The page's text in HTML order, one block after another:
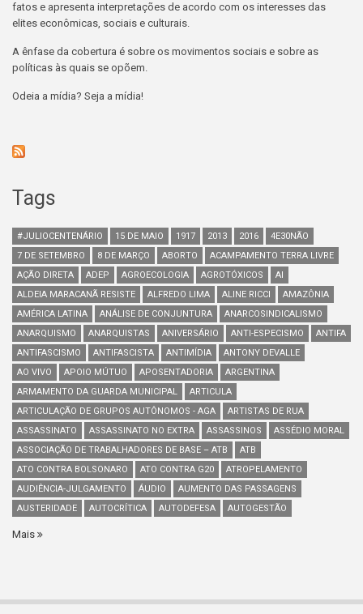
fatos e apresenta interpretações de acordo com os interesses das
elites econômicas, sociais e culturais.
A ênfase da cobertura é sobre os movimentos sociais e sobre as
políticas às quais se opõem.
Odeia a mídia? Seja a mídia!
Tags
#JULIOCENTENÁRIO 15 DE MAIO 1917 2013 2016
4E30NÃO
7 DE SETEMBRO
8 DE MARÇO ABORTO
ACAMPAMENTO TERRA LIVRE
AÇÃO DIRETA
ADEP AGROECOLOGIA AGROTÓXICOS
AI
ALDEIA MARACANÃ RESISTE
ALFREDO LIMA ALINE RICCI
AMAZÔNIA
AMÉRICA LATINA
ANÁLISE DE CONJUNTURA
ANARCOSINDICALISMO
ANARQUISMO
ANARQUISTAS ANIVERSÁRIO ANTI-ESPECISMO
ANTIFA
ANTIFASCISMO
ANTIFASCISTA ANTIMÍDIA
ANTONY DEVALLE
AO VIVO
APOIO MÚTUO APOSENTADORIA
ARGENTINA
ARMAMENTO DA GUARDA MUNICIPAL
ARTICULA
ARTICULAÇÃO DE GRUPOS AUTÔNOMOS - AGA
ARTISTAS DE RUA
ASSASSINATO
ASSASSINATO NO EXTRA ASSASSINOS
ASSÉDIO MORAL
ASSOCIAÇÃO DE TRABALHADORES DE BASE – ATB
ATB
ATO CONTRA BOLSONARO
ATO CONTRA G20
ATROPELAMENTO
AUDIÊNCIA-JULGAMENTO
ÁUDIO
AUMENTO DAS PASSAGENS
AUSTERIDADE
AUTOCRÍTICA AUTODEFESA AUTOGESTÃO
Mais